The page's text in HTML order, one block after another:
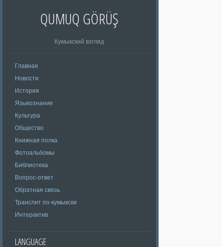
QUMUQ GÖRÜŞ
Кумыкский взгляд
Главная
Новости
История
Языкознание
Культура
Общество
Книжная полка
Фотоальбомы
Библиотека
Вопрос-ответ
Обратная связь
Транслит по-кумыкски
Интерактив
LANGUAGE